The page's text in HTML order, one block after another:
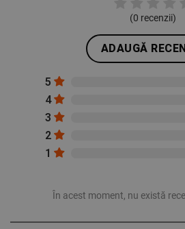
(0 recenzii)
ADAUGĂ
5
4
3
2
1
În acest moment, nu există